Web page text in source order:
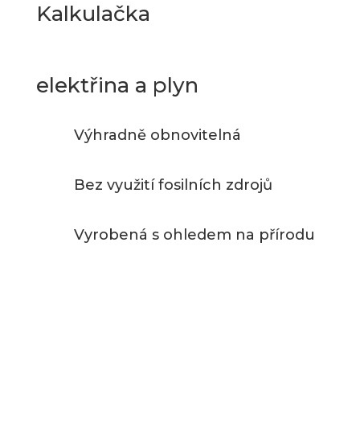
Kalkulačka
elektřina a plyn
Výhradně obnovitelná
Bez využití fosilních zdrojů
Vyrobená s ohledem na přírodu